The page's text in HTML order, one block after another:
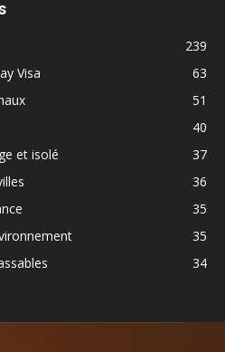
239
Visa
63
51
40
et isolé
37
36
35
35
34